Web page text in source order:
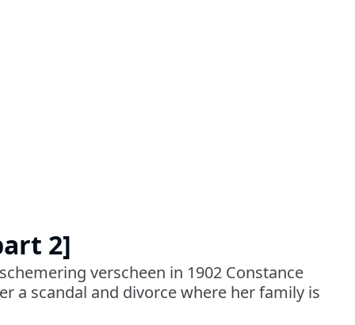
2]
verscheen in 1902 Constance
a scandal and divorce where her family is